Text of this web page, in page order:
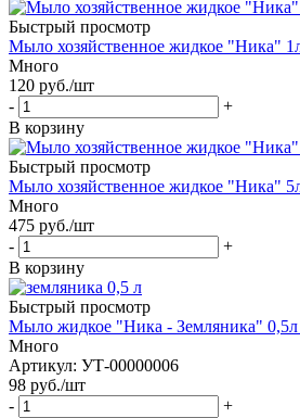
Быстрый просмотр
Мыло хозяйственное жидкое "Ника"
Много
120 руб./шт
-
+
В корзину
Быстрый просмотр
Мыло хозяйственное жидкое "Ника"
Много
475 руб./шт
-
+
В корзину
Быстрый просмотр
Мыло жидкое "Ника - Земляника" 0,5л
Много
Артикул: УТ-00000006
98 руб./шт
-
+